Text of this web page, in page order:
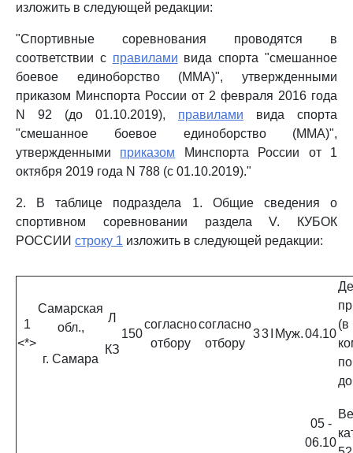
изложить в следующей редакции:
"Спортивные соревнования проводятся в
соответствии с правилами вида спорта "смешанное
боевое единоборство (MMA)", утвержденными
приказом Минспорта России от 2 февраля 2016 года
N 92 (до 01.10.2019), правилами вида спорта
"смешанное боевое единоборство (MMA)",
утвержденными приказом Минспорта России от 1
октября 2019 года N 788 (с 01.10.2019)."
2. В таблице подраздела 1. Общие сведения о
спортивном соревновании раздела V. КУБОК
РОССИИ строку 1 изложить в следующей редакции:
1
<*>
Самарская
обл.,
г. Самара
Л
КЗ
150
согласно
отбору
согласно
отбору
33 Муж.04.10
по
05 -
06.10